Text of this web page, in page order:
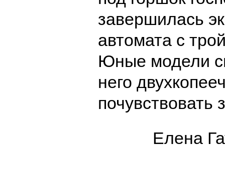
завершилась
автомата с
Юные модели
него
почувствовать
Елена